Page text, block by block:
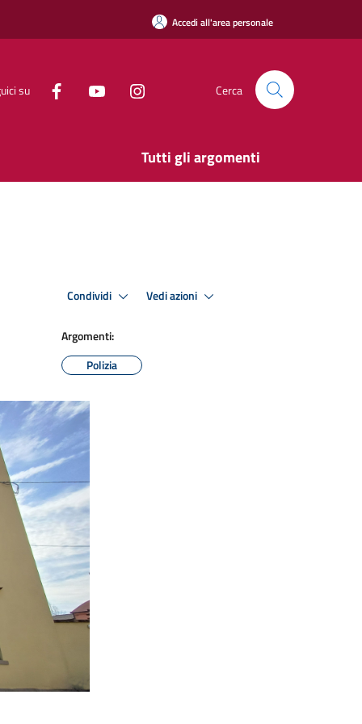
Accedi all'area personale
su Cerca
Tutti gli argomenti
Condividi Vedi azioni
Argomenti:
Polizia